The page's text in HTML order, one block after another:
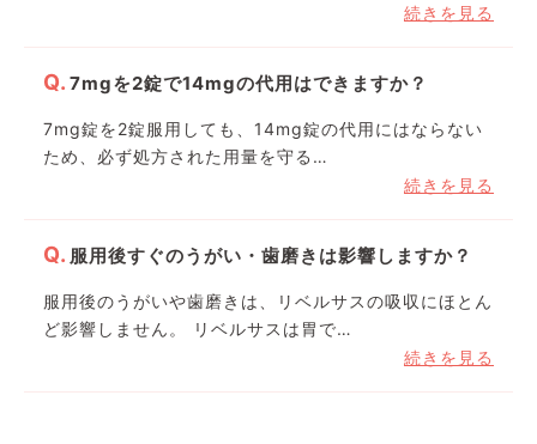
続きを見る
7mgを2錠で14mgの代用はできますか？
7mg錠を2錠服用しても、14mg錠の代用にはならない
ため、必ず処方された用量を守る…
続きを見る
服用後すぐのうがい・歯磨きは影響しますか？
服用後のうがいや歯磨きは、リベルサスの吸収にほとん
ど影響しません。 リベルサスは胃で…
続きを見る